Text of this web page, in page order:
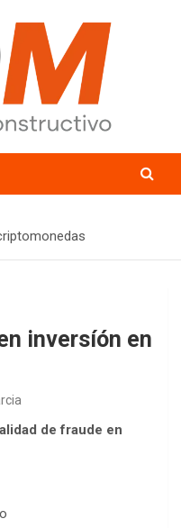
inversíón en
de fraude en